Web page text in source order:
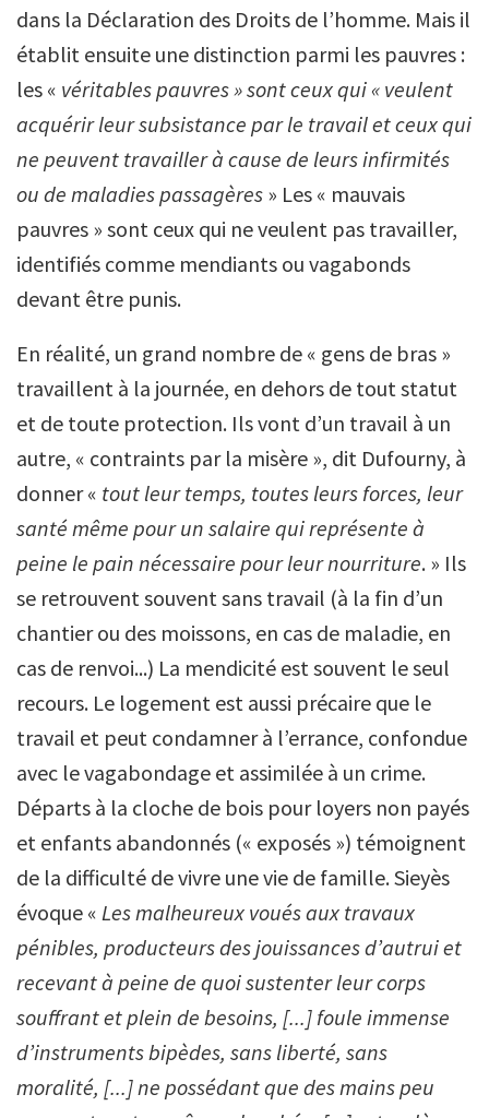
dans la Déclaration des Droits de l’homme. Mais il
établit ensuite une distinction parmi les pauvres :
les « véritables pauvres » sont ceux qui « veulent
acquérir leur subsistance par le travail et ceux qui
ne peuvent travailler à cause de leurs infirmités
ou de maladies passagères » Les « mauvais
pauvres » sont ceux qui ne veulent pas travailler,
identifiés comme mendiants ou vagabonds
devant être punis.
En réalité, un grand nombre de « gens de bras »
travaillent à la journée, en dehors de tout statut
et de toute protection. Ils vont d’un travail à un
autre, « contraints par la misère », dit Dufourny, à
donner « tout leur temps, toutes leurs forces, leur
santé même pour un salaire qui représente à
peine le pain nécessaire pour leur nourriture. » Ils
se retrouvent souvent sans travail (à la fin d’un
chantier ou des moissons, en cas de maladie, en
cas de renvoi...) La mendicité est souvent le seul
recours. Le logement est aussi précaire que le
travail et peut condamner à l’errance, confondue
avec le vagabondage et assimilée à un crime.
Départs à la cloche de bois pour loyers non payés
et enfants abandonnés (« exposés ») témoignent
de la difficulté de vivre une vie de famille. Sieyès
évoque « Les malheureux voués aux travaux
pénibles, producteurs des jouissances d’autrui et
recevant à peine de quoi sustenter leur corps
souffrant et plein de besoins, [...] foule immense
d’instruments bipèdes, sans liberté, sans
moralité, [...] ne possédant que des mains peu